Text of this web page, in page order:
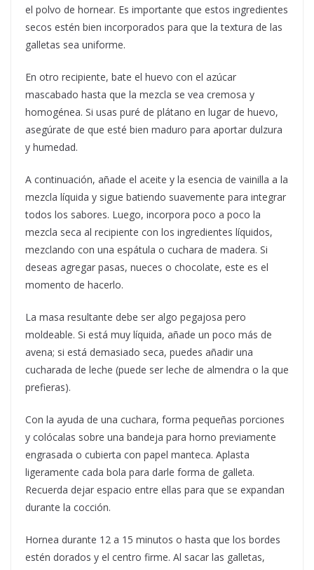
el polvo de hornear. Es importante que estos ingredientes
secos estén bien incorporados para que la textura de las
galletas sea uniforme.
En otro recipiente, bate el huevo con el azúcar
mascabado hasta que la mezcla se vea cremosa y
homogénea. Si usas puré de plátano en lugar de huevo,
asegúrate de que esté bien maduro para aportar dulzura
y humedad.
A continuación, añade el aceite y la esencia de vainilla a la
mezcla líquida y sigue batiendo suavemente para integrar
todos los sabores. Luego, incorpora poco a poco la
mezcla seca al recipiente con los ingredientes líquidos,
mezclando con una espátula o cuchara de madera. Si
deseas agregar pasas, nueces o chocolate, este es el
momento de hacerlo.
La masa resultante debe ser algo pegajosa pero
moldeable. Si está muy líquida, añade un poco más de
avena; si está demasiado seca, puedes añadir una
cucharada de leche (puede ser leche de almendra o la que
prefieras).
Con la ayuda de una cuchara, forma pequeñas porciones
y colócalas sobre una bandeja para horno previamente
engrasada o cubierta con papel manteca. Aplasta
ligeramente cada bola para darle forma de galleta.
Recuerda dejar espacio entre ellas para que se expandan
durante la cocción.
Hornea durante 12 a 15 minutos o hasta que los bordes
estén dorados y el centro firme. Al sacar las galletas,